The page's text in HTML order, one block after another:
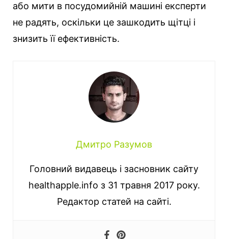
або мити в посудомийній машині експерти
не радять, оскільки це зашкодить щітці і
знизить її ефективність.
Дмитро Разумов
Головний видавець і засновник сайту
healthapple.info з 31 травня 2017 року.
Редактор статей на сайті.